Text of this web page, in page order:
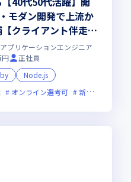
モダン開発で上流か
クライアント伴走型
ンジニア 】大手直
多数／残業少・福利
プリケーションエンジニア
正社員
Node.js
オンライン選考可 新技術に積極的